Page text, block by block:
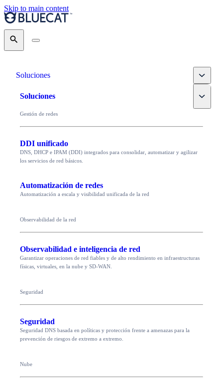
Skip to main content
Search
Soluciones Toggle
Soluciones Toggle
Gestión de redes
DDI unificado
DNS, DHCP e IPAM (DDI) integrados para consolidar, automatizar y agilizar
los servicios de red básicos.
Automatización de redes
Automatización a escala y visibilidad unificada de la red
Observabilidad de la red
Observabilidad e inteligencia de red
Garantizar operaciones de red fiables y de alto rendimiento en infraestructuras
físicas, virtuales, en la nube y SD-WAN.
Seguridad
Seguridad
Seguridad DNS basada en políticas y protección frente a amenazas para la
prevención de riesgos de extremo a extremo.
Nube